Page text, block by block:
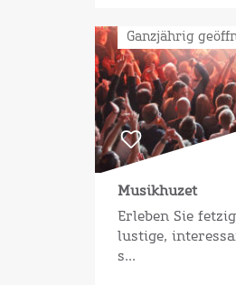
Ganzjährig
Musikhuzet
Erleben Sie
lustige,
s...